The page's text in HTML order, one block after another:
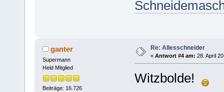
ganter
Supermann
Held Mitglied
Beiträge: 16.726
Re: Allesschneider
« Antwort #4 am: 28. April
Witzbolde!